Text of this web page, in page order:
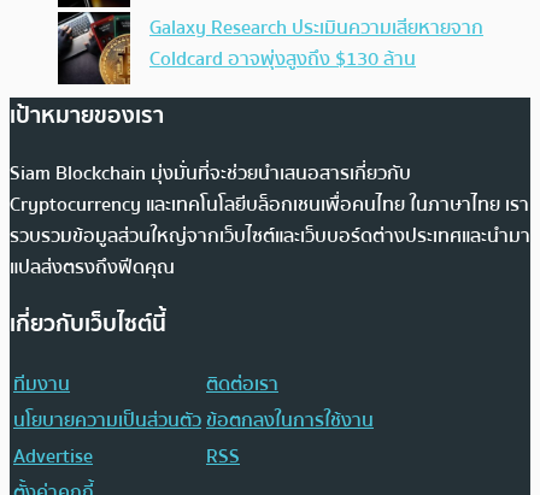
Galaxy Research ประเมินความเสียหายจาก
Coldcard อาจพุ่งสูงถึง $130 ล้าน
เป้าหมายของเรา
Siam Blockchain มุ่งมั่นที่จะช่วยนำเสนอสารเกี่ยวกับ
Cryptocurrency และเทคโนโลยีบล็อกเชนเพื่อคนไทย ในภาษาไทย เรา
รวบรวมข้อมูลส่วนใหญ่จากเว็บไซต์และเว็บบอร์ดต่างประเทศและนำมา
แปลส่งตรงถึงฟีดคุณ
เกี่ยวกับเว็บไซต์นี้
ทีมงาน
ติดต่อเรา
นโยบายความเป็นส่วนตัวข้อตกลงในการใช้งาน
Advertise
RSS